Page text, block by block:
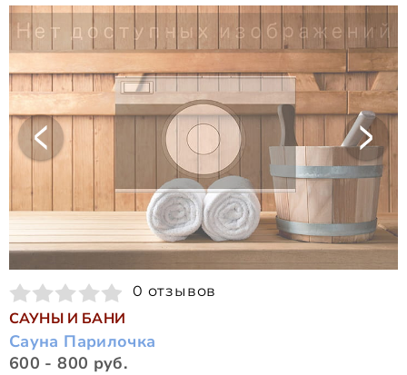
0 отзывов
САУНЫ И БАНИ
Сауна Парилочка
600 - 800 руб.